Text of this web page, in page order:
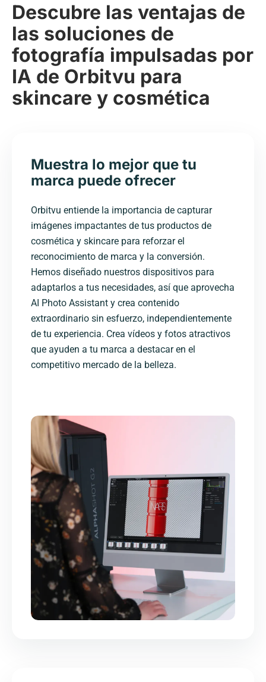
Descubre las ventajas de
las soluciones de
fotografía impulsadas por
IA de Orbitvu para
skincare y cosmética
Muestra lo mejor que tu
marca puede ofrecer
Orbitvu entiende la importancia de capturar
imágenes impactantes de tus productos de
cosmética y skincare para reforzar el
reconocimiento de marca y la conversión.
Hemos diseñado nuestros dispositivos para
adaptarlos a tus necesidades, así que aprovecha
AI Photo Assistant y crea contenido
extraordinario sin esfuerzo, independientemente
de tu experiencia. Crea vídeos y fotos atractivos
que ayuden a tu marca a destacar en el
competitivo mercado de la belleza.